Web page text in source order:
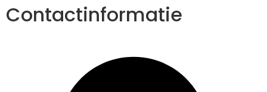
Contactinformatie